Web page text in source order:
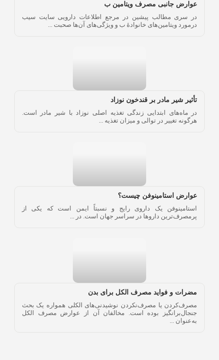
عوارض جانبی مصرف ویتامین‌ ب
در سری مطالب پیشین در مرجع اطلاعات دارویی سایت سیب
درمورد ویتامین‌های خانوادۀ ب و ویژگی‌های آن‌ها صحبت ...
تأثیر شیر مادر بر قندخون نوزاد
در ماه‌های ابتدایی زندگی تغذیه اصلی نوزاد با شیر مادر است.
هرگونه تغییر در توالی و میزان تغذیه ...
عوارض استامینوفن چیست؟
استامینوفن یک داروی رایج و نسبتاً ایمن است که یکی از
پرمصرف‌ترین داروها در سراسر جهان است. در ...
مضرات و فواید مصرف الکل برای بدن
مصرف‌کردن یا مصرف‌نکردن نوشیدنی‌های الکلی همواره یک بحث
جنجال‌برانگیز بوده است. مخالفان آن از عوارض مصرف الکل
به‌عنوان ...